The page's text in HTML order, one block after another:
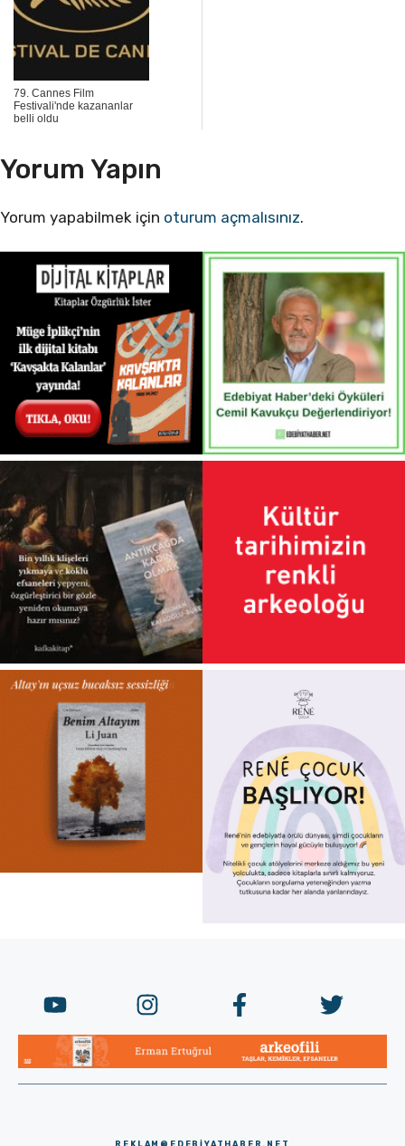
79. Cannes Film
Festivali'nde kazananlar
belli oldu
Yorum Yapın
Yorum yapabilmek için oturum açmalısınız.
REKLAM@EDEBIYATHABER.NET